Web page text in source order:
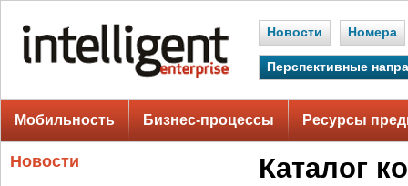
Новости Номера
Перспективные
Мобильность Бизнес-процессы Ресурсы
Новости Каталог